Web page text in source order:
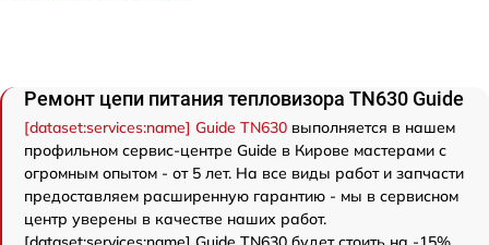
Ремонт цепи питания тепловизора TN630 Guide
[dataset:services:name] Guide TN630 выполняется в нашем
профильном сервис-центре Guide в Кирове мастерами с
огромным опытом - от 5 лет. На все виды работ и запчасти
предоставляем расширенную гарантию - мы в сервисном
центр уверены в качестве наших работ.